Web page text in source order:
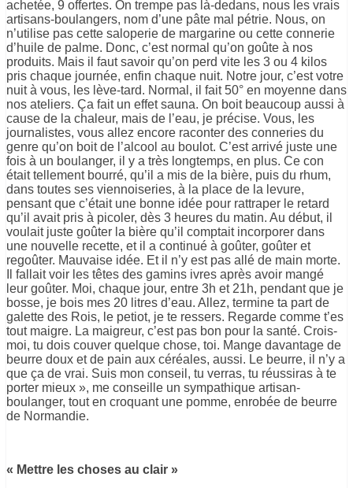
achetée, 9 offertes. On trempe pas là-dedans, nous les vrais
artisans-boulangers, nom d’une pâte mal pétrie. Nous, on
n’utilise pas cette saloperie de margarine ou cette connerie
d’huile de palme. Donc, c’est normal qu’on goûte à nos
produits. Mais il faut savoir qu’on perd vite les 3 ou 4 kilos
pris chaque journée, enfin chaque nuit. Notre jour, c’est votre
nuit à vous, les lève-tard. Normal, il fait 50° en moyenne dans
nos ateliers. Ça fait un effet sauna. On boit beaucoup aussi à
cause de la chaleur, mais de l’eau, je précise. Vous, les
journalistes, vous allez encore raconter des conneries du
genre qu’on boit de l’alcool au boulot. C’est arrivé juste une
fois à un boulanger, il y a très longtemps, en plus. Ce con
était tellement bourré, qu’il a mis de la bière, puis du rhum,
dans toutes ses viennoiseries, à la place de la levure,
pensant que c’était une bonne idée pour rattraper le retard
qu’il avait pris à picoler, dès 3 heures du matin. Au début, il
voulait juste goûter la bière qu’il comptait incorporer dans
une nouvelle recette, et il a continué à goûter, goûter et
regoûter. Mauvaise idée. Et il n’y est pas allé de main morte.
Il fallait voir les têtes des gamins ivres après avoir mangé
leur goûter. Moi, chaque jour, entre 3h et 21h, pendant que je
bosse, je bois mes 20 litres d’eau. Allez, termine ta part de
galette des Rois, le petiot, je te ressers. Regarde comme t’es
tout maigre. La maigreur, c’est pas bon pour la santé. Crois-
moi, tu dois couver quelque chose, toi. Mange davantage de
beurre doux et de pain aux céréales, aussi. Le beurre, il n’y a
que ça de vrai. Suis mon conseil, tu verras, tu réussiras à te
porter mieux », me conseille un sympathique artisan-
boulanger, tout en croquant une pomme, enrobée de beurre
de Normandie.
« Mettre les choses au clair »